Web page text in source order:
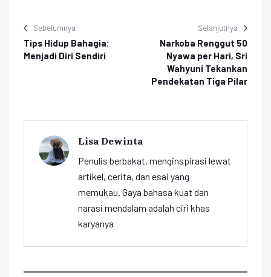
Sebelumnya
Tips Hidup Bahagia:
Menjadi Diri Sendiri
Selanjutnya
Narkoba Renggut 50
Nyawa per Hari, Sri
Wahyuni Tekankan
Pendekatan Tiga Pilar
Lisa Dewinta
Penulis berbakat, menginspirasi lewat
artikel, cerita, dan esai yang
memukau. Gaya bahasa kuat dan
narasi mendalam adalah ciri khas
karyanya